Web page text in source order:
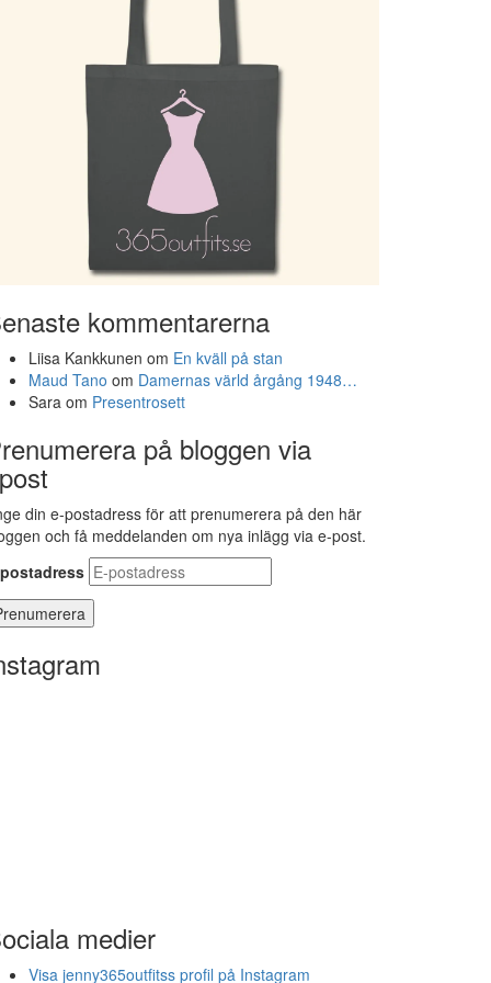
kommentarerna
Liisa Kankkunen om En kväll på stan
Maud Tano om Damernas värld årgång 1948…
Sara om Presentrosett
på bloggen via
din e-postadress för att prenumerera på den här
och få meddelanden om nya inlägg via e-post.
medier
Visa jenny365outfitss profil på Instagram